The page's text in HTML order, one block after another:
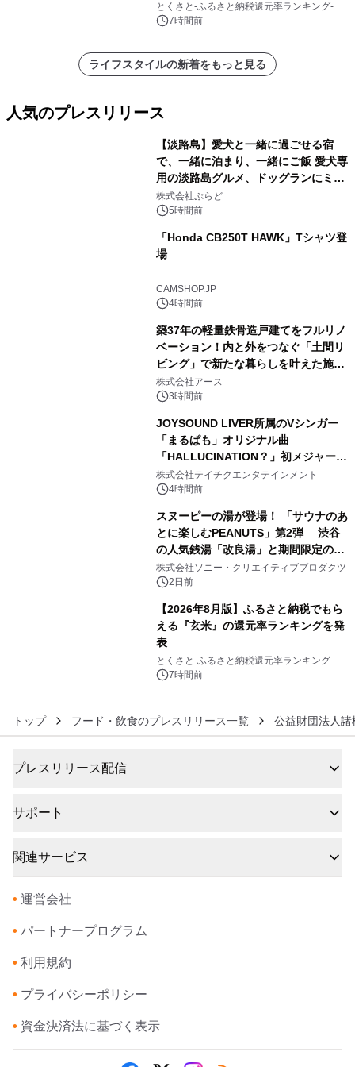
とくさと-ふるさと納税還元率ランキング-
7時間前
ライフスタイルの新着をもっと見る
人気のプレスリリース
【淡路島】愛犬と一緒に過ごせる宿
で、一緒に泊まり、一緒にご飯 愛犬専
用の淡路島グルメ、ドッグランにミニ
プール グランピングとトレーラーハウ
スの2施設で
株式会社ぷらど
5時間前
「Honda CB250T HAWK」Tシャツ登
場
CAMSHOP.JP
4時間前
築37年の軽量鉄骨造戸建てをフルリノ
ベーション！内と外をつなぐ「土間リ
ビング」で新たな暮らしを叶えた施工
事例を株式会社アースが公開
株式会社アース
3時間前
JOYSOUND LIVER所属のVシンガー
「まるぱも」オリジナル曲
「HALLUCINATION？」初メジャー配
信リリース決定！
株式会社テイチクエンタテインメント
4時間前
スヌーピーの湯が登場！ 「サウナのあ
とに楽しむPEANUTS」第2弾 渋谷
の人気銭湯「改良湯」と期間限定のコ
ラボレーション サウナイキタイコラ
ボグッズも発売決定！
株式会社ソニー・クリエイティブプロダクツ
2日前
【2026年8月版】ふるさと納税でもら
える『玄米』の還元率ランキングを発
表
とくさと-ふるさと納税還元率ランキング-
7時間前
トップ フード・飲食のプレスリリース一覧 公益財団法人
プレスリリース配信
サポート
関連サービス
• 運営会社
• パートナープログラム
• 利用規約
• プライバシーポリシー
• 資金決済法に基づく表示